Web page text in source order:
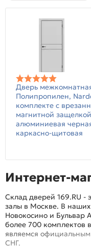
Дверь
Полипропилен,
комплекте с
магнитной
алюминиевая
каркасно-щитовая
Интернет-
Склад дверей 169.RU -
залы в Москве. В
Новокосино и Бульвар
более 700
являемся
СНГ.